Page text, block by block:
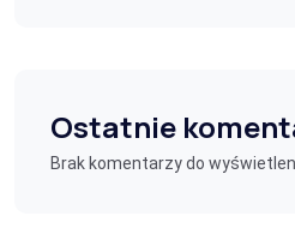
Ostatnie
Brak komentarzy do